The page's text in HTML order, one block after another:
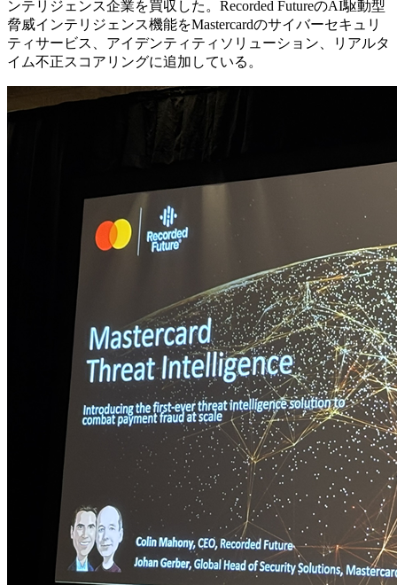
ンテリジェンス企業を買収した。Recorded FutureのAI駆動型
脅威インテリジェンス機能をMastercardのサイバーセキュリ
ティサービス、アイデンティティソリューション、リアルタ
イム不正スコアリングに追加している。